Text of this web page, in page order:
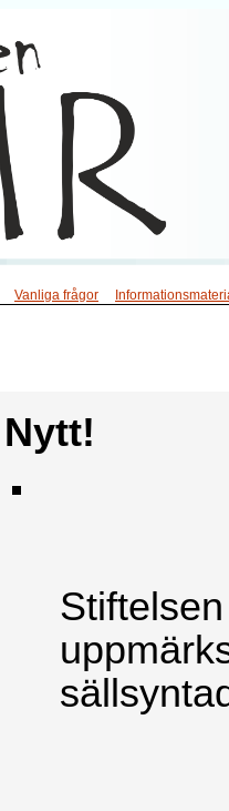
Vanliga frågor
Nytt!